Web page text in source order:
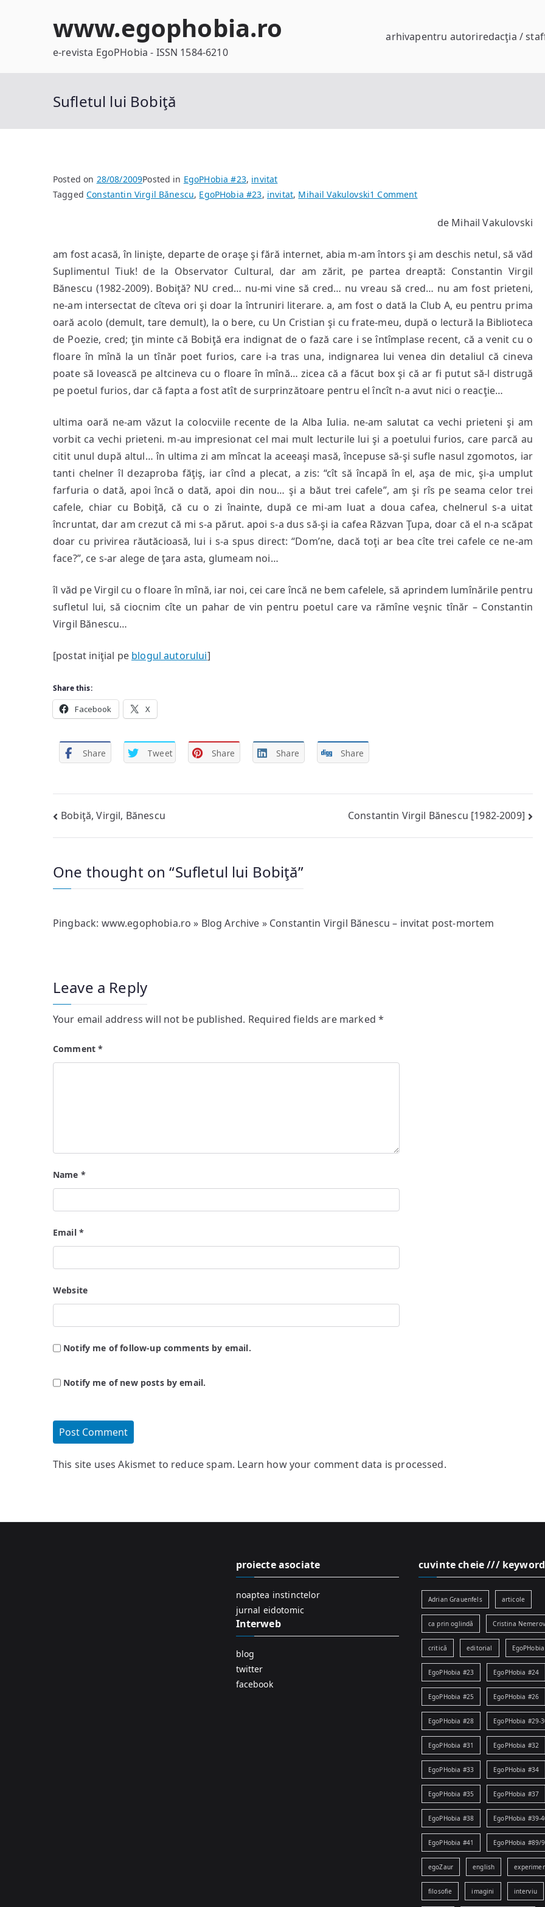
www.egophobia.ro
e-revista EgoPHobia - ISSN 1584-6210
arhivapentru autoriredacţia /
Sufletul lui Bobiţă
Posted on 28/08/2009Posted in EgoPHobia #23, invitat
TaggedConstantin Virgil Bănescu, EgoPHobia #23, invitat, Mihail Vakulovski1 Commenton
de Mihail Vakulovski
am fost acasă, în linişte, departe de oraşe şi fără internet, abia m-am întors şi am deschis netul, să văd
Suplimentul Tiuk! de la Observator Cultural, dar am zărit, pe partea dreaptă: Constantin Virgil
Bănescu (1982-2009). Bobiţă? NU cred… nu-mi vine să cred… nu vreau să cred… nu am fost prieteni,
ne-am intersectat de cîteva ori şi doar la întruniri literare. a, am fost o dată la Club A, eu pentru prima
oară acolo (demult, tare demult), la o bere, cu Un Cristian şi cu frate-meu, după o lectură la Biblioteca
de Poezie, cred; ţin minte că Bobiţă era indignat de o fază care i se întîmplase recent, că a venit cu o
floare în mînă la un tînăr poet furios, care i-a tras una, indignarea lui venea din detaliul că cineva
poate să lovească pe altcineva cu o floare în mînă… zicea că a făcut box şi că ar fi putut să-l distrugă
pe poetul furios, dar că fapta a fost atît de surprinzătoare pentru el încît n-a avut nici o reacţie…
ultima oară ne-am văzut la colocviile recente de la Alba Iulia. ne-am salutat ca vechi prieteni şi am
vorbit ca vechi prieteni. m-au impresionat cel mai mult lecturile lui şi a poetului furios, care parcă au
citit unul după altul… în ultima zi am mîncat la aceeaşi masă, începuse să-şi sufle nasul zgomotos, iar
tanti chelner îl dezaproba făţiş, iar cînd a plecat, a zis: “cît să încapă în el, aşa de mic, şi-a umplut
farfuria o dată, apoi încă o dată, apoi din nou… şi a băut trei cafele”, am şi rîs pe seama celor trei
cafele, chiar cu Bobiţă, că cu o zi înainte, după ce mi-am luat a doua cafea, chelnerul s-a uitat
încruntat, dar am crezut că mi s-a părut. apoi s-a dus să-şi ia cafea Răzvan Ţupa, doar că el n-a scăpat
doar cu privirea răutăcioasă, lui i s-a spus direct: “Dom’ne, dacă toţi ar bea cîte trei cafele ce ne-am
face?”, ce s-ar alege de ţara asta, glumeam noi…
îl văd pe Virgil cu o floare în mînă, iar noi, cei care încă ne bem cafelele, să aprindem lumînările pentru
sufletul lui, să ciocnim cîte un pahar de vin pentru poetul care va rămîne veşnic tînăr – Constantin
Virgil Bănescu…
[postat iniţial pe blogul autorului]
Share this:
Facebook X
Share Tweet Share Share Share
Post
navigation
Bobiţă, Virgil, Bănescu Constantin Virgil Bănescu [1982-2009]
One thought on “Sufletul lui Bobiţă”
Pingback: www.egophobia.ro » Blog Archive » Constantin Virgil Bănescu – invitat post-mortem
Leave a Reply
Your email address will not be published. Required fields are marked*
Comment*
Name *
Email *
Website
Notify me of follow-up comments by email.
Notify me of new posts by email.
This site uses Akismet to reduce spam. Learn how your comment data is processed.
proiecte asociate
noaptea instinctelor
jurnal eidotomic
Interweb
blog
twitter
facebook
cuvinte cheie ///
Adrian Grauenfels articole
ca prin oglindă Cristina
critică editorial
EgoPHobia #23 EgoPHobia #24
EgoPHobia #25 EgoPHobia #26
EgoPHobia #28 EgoPHobia #29-
EgoPHobia #31 EgoPHobia #32
EgoPHobia #33 EgoPHobia #34
EgoPHobia #35 EgoPHobia #37
EgoPHobia #38 EgoPHobia #39-
EgoPHobia #41 EgoPHobia #89/
egoZaur english
filosofie imagini interviu